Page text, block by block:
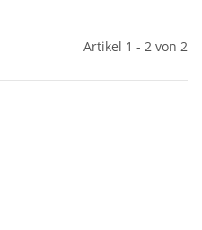
Artikel 1 - 2 von 2